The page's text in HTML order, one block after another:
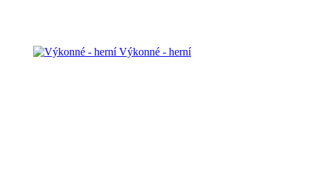
Výkonné - herní